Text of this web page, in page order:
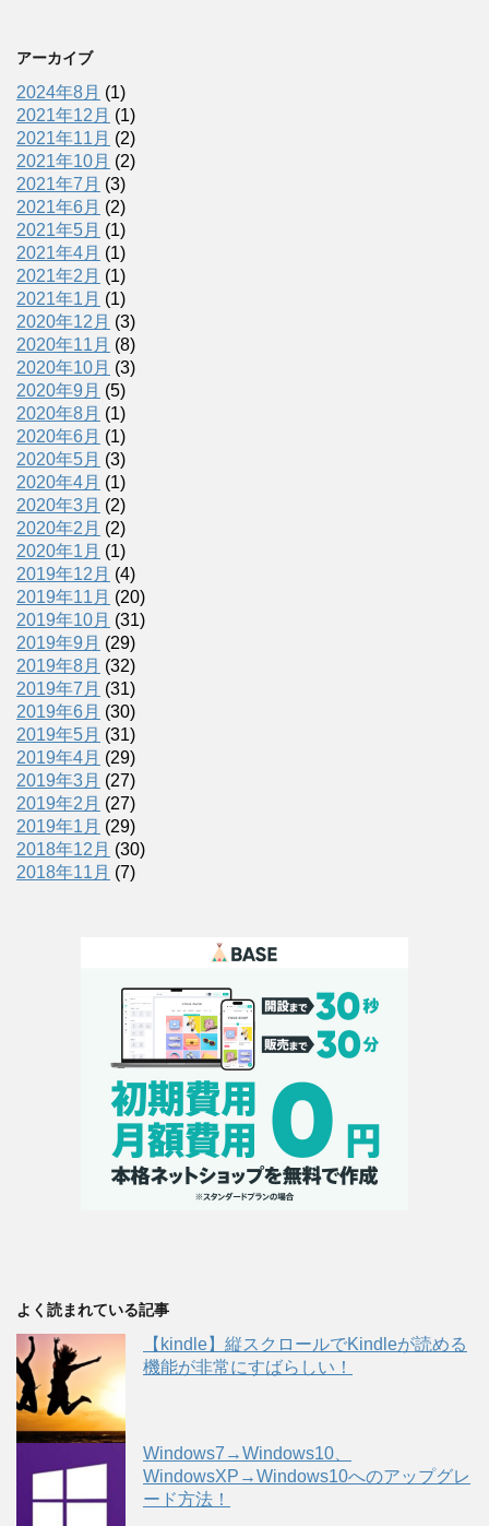
アーカイブ
2024年8月 (1)
2021年12月 (1)
2021年11月 (2)
2021年10月 (2)
2021年7月 (3)
2021年6月 (2)
2021年5月 (1)
2021年4月 (1)
2021年2月 (1)
2021年1月 (1)
2020年12月 (3)
2020年11月 (8)
2020年10月 (3)
2020年9月 (5)
2020年8月 (1)
2020年6月 (1)
2020年5月 (3)
2020年4月 (1)
2020年3月 (2)
2020年2月 (2)
2020年1月 (1)
2019年12月 (4)
2019年11月 (20)
2019年10月 (31)
2019年9月 (29)
2019年8月 (32)
2019年7月 (31)
2019年6月 (30)
2019年5月 (31)
2019年4月 (29)
2019年3月 (27)
2019年2月 (27)
2019年1月 (29)
2018年12月 (30)
2018年11月 (7)
よく読まれている記事
【kindle】縦スクロールでKindleが読める
機能が非常にすばらしい！
Windows7→Windows10、
WindowsXP→Windows10へのアップグレ
ード方法！